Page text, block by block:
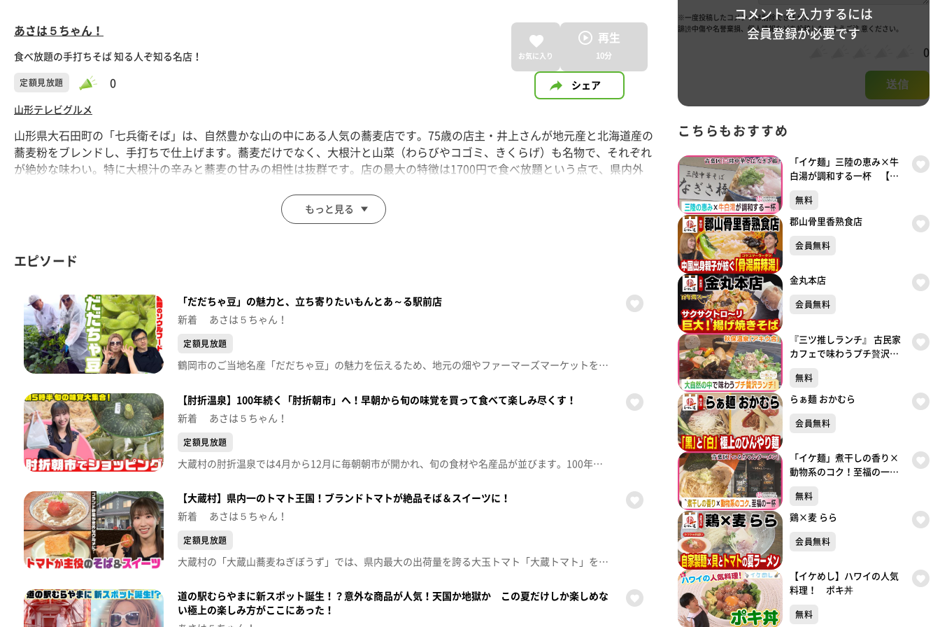
あさは５ちゃん！
食べ放題の手打ちそば 知る人ぞ知る名店！
定額見放題 0
お気に入り
再生
10分
シェア
山形テレビグルメ
山形県大石田町の「七兵衛そば」は、自然豊かな山の中にある人気の蕎麦店です。75歳の店主・井上さんが地元産と北海道産の
蕎麦粉をブレンドし、手打ちで仕上げます。蕎麦だけでなく、大根汁と山菜（わらびやコゴミ、きくらげ）も名物で、それぞれ
が絶妙な味わい。特に大根汁の辛みと蕎麦の甘みの相性は抜群です。店の最大の特徴は1700円で食べ放題という点で、県内外
もっと見る
エピソード
「だだちゃ豆」の魅力と、立ち寄りたいもんとあ～る駅前店
新着 あさは５ちゃん！
定額見放題
鶴岡市のご当地名産「だだちゃ豆」の魅力を伝えるため、地元の畑やファーマーズマーケットを訪問。だだちゃ豆は在来作物で、地元農家が代々守り続けてきた特別な枝豆。旬の味や特徴（濃い甘味、独特の香り、茶色い毛など）を、収穫体験や茹で立て実食で伝え、地域の気候風土が味に反映されていると紹介した。さらに直売所では「殿様のだだ茶豆アイス」「フリーズドライ」など地元加工品も堪能。鶴岡の夏の味覚を存分に満喫する内容だった。
【肘折温泉】100年続く「肘折朝市」へ！早朝から旬の味覚を買って食べて楽しみ尽くす！
新着 あさは５ちゃん！
定額見放題
大蔵村の肘折温泉では4月から12月に毎朝朝市が開かれ、旬の食材や名産品が並びます。100年以上の歴史がある肘折温泉の伝統文化です。
【大蔵村】県内一のトマト王国！ブランドトマトが絶品そば＆スイーツに！
新着 あさは５ちゃん！
定額見放題
大蔵村の「大蔵山蕎麦ねぎぼうず」では、県内最大の出荷量を誇る大玉トマト「大蔵トマト」を活かしたメニューが楽しめます。特にトマトを丸ごと1個使った「大蔵村産トマトと十割そば」はオリーブオイルの風味が効いた洋風のスープが特徴で、地元産最上早生の十割そばと好相性です。隣接のコッペパン専門店では、トマトが練り込まれたシフォンケーキが人気。規格外トマトの有効活用にも努め、幅広い世代に味わってほしいと店主は語ります。
道の駅むらやまに新スポット誕生！？意外な商品が人気！天国か地獄か この夏だけしか楽しめな
い極上の楽しみ方がここにあった！
コメントを入力するには
会員登録が必要です
※一度投稿したコメントは削除できません。
誹謗中傷や名誉棄損、個人情報などを投稿しないようご注 意ください。
0
送信
こちらもおすすめ
「イケ麺」三陸の恵み×牛
白湯が調和する一杯 【三
（仙台・青葉区）
無料
郡山骨里香熟食店
会員無料
金丸本店
会員無料
『三ツ推しランチ』 古民家
カフェで味わうプチ贅沢ラ
無料
らぁ麺 おかむら
会員無料
「イケ麺」煮干しの香り×
動物系のコク！至福の一
ン】 （仙台・青葉区）
無料
鶏×麦 らら
会員無料
【イケめし】ハワイの人気
料理！ ポキ丼
無料